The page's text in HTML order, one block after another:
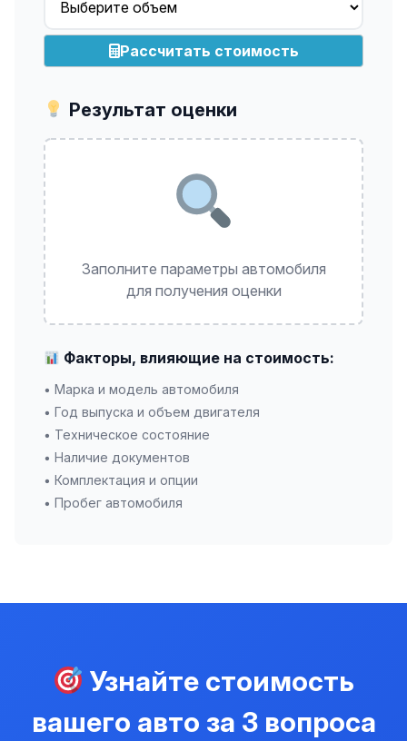
Рассчитать стоимость
Результат оценки
Заполните параметры автомобиля
для получения оценки
Факторы, влияющие на стоимость:
• Марка и модель автомобиля
• Год выпуска и объем двигателя
• Техническое состояние
• Наличие документов
• Комплектация и опции
• Пробег автомобиля
Узнайте стоимость
вашего авто за 3 вопроса